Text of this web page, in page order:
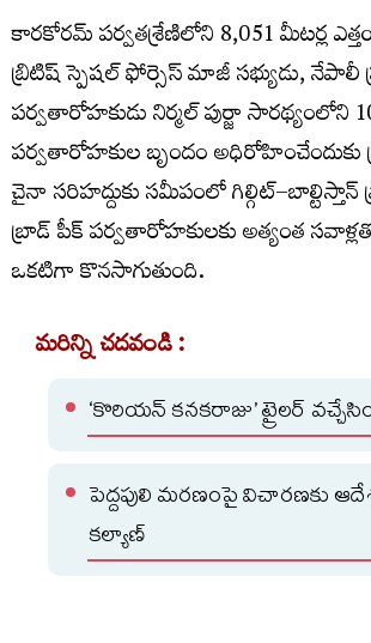
కారకోరమ్‌ పర్వతశ్రేణిలోని 8,051 మీటర్ల
బ్రిటిష్‌ స్పెషల్‌ ఫోర్సెస్‌ మాజీ సభ్యుడు, నేపాలీ
పర్వతారోహకుడు నిర్మల్‌ పుర్జా సారథ్యంలోని
పర్వతారోహకుల బృందం అధిరోహించేందుకు
చైనా సరిహద్దుకు సమీపంలో
బ్రాడ్‌ పీక్‌ పర్వతారోహకులకు అత్యంత
ఒకటిగా కొనసాగుతుంది.
మరిన్ని చదవండి :
‘కొరియన్ కనకరాజు’ ట్రైలర్
పెద్దపులి మరణంపై విచారణకు
కల్యాణ్